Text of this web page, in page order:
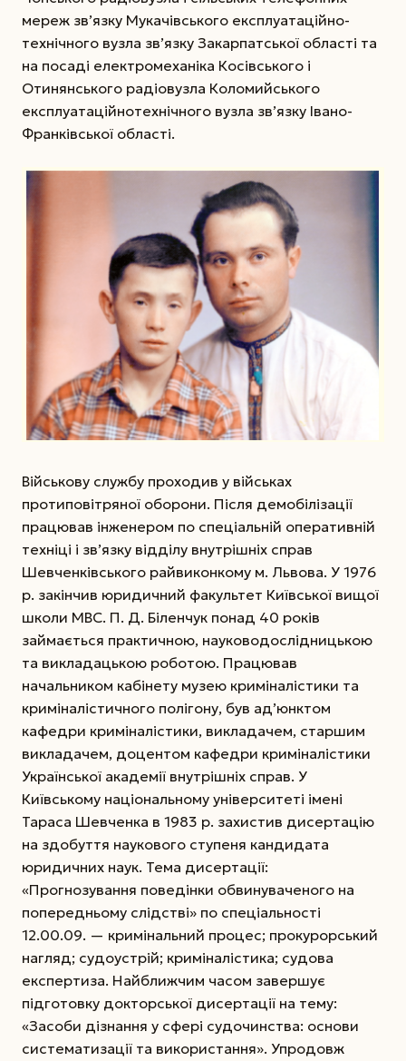
мереж зв’язку Мукачівського експлуата­ційно­
технічного вузла зв’язку Закарпатської області та
на посаді електромеханіка Косівського і
Отинянського радіовузла Коломийського
експлуатаційно­технічного вузла зв’язку Івано­
Франківської області.
Військову службу проходив у військах
протиповітряної оборони. Після демобілізації
працював інженером по спеціальній оперативній
техніці і зв’язку відділу внутрішніх справ
Шевченківського райвиконкому м. Львова. У 1976
р. закінчив юридичний факультет Київської вищої
школи МВС. П. Д. Біленчук понад 40 років
займається практичною, науково­дослідницькою
та викладацькою роботою. Працював
начальником кабінету музею криміналістики та
криміналістичного полігону, був ад’юнктом
кафедри криміналістики, викладачем, старшим
викладачем, доцентом кафедри криміналістики
Української академії внутрішніх справ. У
Київському національному університеті імені
Тараса Шевченка в 1983 р. захистив дисертацію
на здобуття наукового ступеня кандидата
юридичних наук. Тема дисертації:
«Прогнозування поведінки обвинуваченого на
попередньому слідстві» по спеці­альності
12.00.09. — кримінальний процес; прокурорський
нагляд; судоустрій; криміналістика; судова
експертиза. Найближчим часом завершує
підготовку докторської дисертації на тему:
«Засоби дізнання у сфері судочинства: основи
систематизації та використання». Упродовж